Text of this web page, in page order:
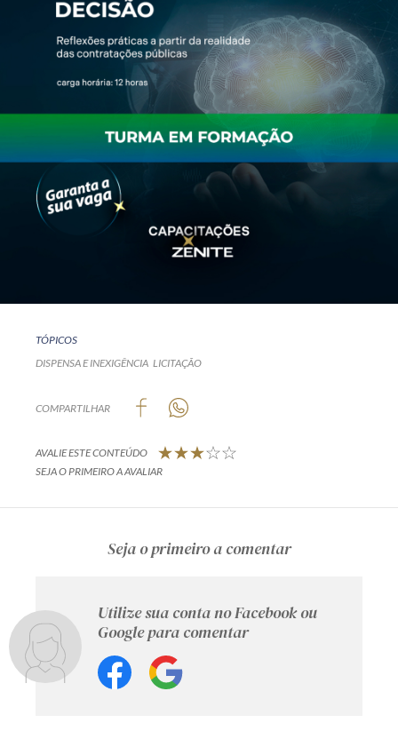
TÓPICOS
DISPENSA E INEXIGÊNCIA LICITAÇÃO
COMPARTILHAR
AVALIE ESTE CONTEÚDO
SEJA O PRIMEIRO A AVALIAR
Seja o primeiro a comentar
Utilize sua conta no Facebook ou
Google para comentar